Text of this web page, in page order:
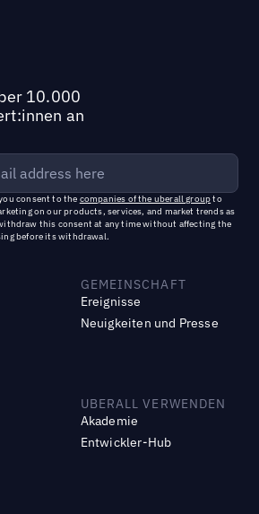
10.000
an
consent to the companies of the uberall groupto
on our products, services, and market trends as
this consent at any time without affecting the
before its withdrawal.
GEMEINSCHAFT
Ereignisse
Neuigkeiten und Presse
UBERALL VERWENDEN
Akademie
Entwickler-Hub